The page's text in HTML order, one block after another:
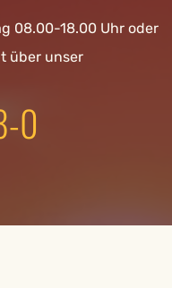
08.00-18.00 Uhr oder
über unser
0